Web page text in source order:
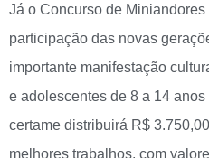
Já o Concurso de
participação das novas
importante manifestação
e adolescentes de 8 a 14
certame distribuirá R$
melhores trabalhos, com